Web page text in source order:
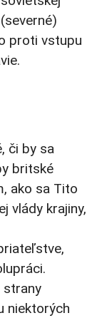
proti vstupu
či by sa
britské
ako sa Tito
vlády krajiny,
strany
niektorých